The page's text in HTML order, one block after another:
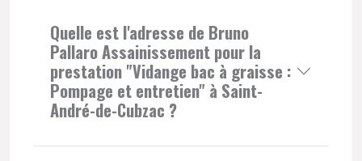
Quelle est l'adresse de Bruno
Pallaro Assainissement pour la
prestation "Vidange bac à graisse :
Pompage et entretien" à Saint-
André-de-Cubzac ?